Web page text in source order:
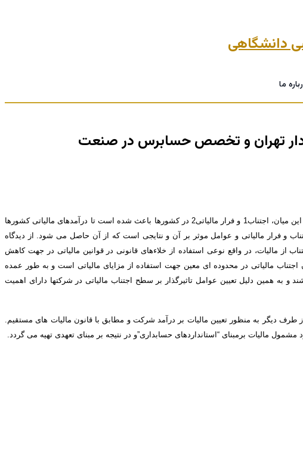
ما
تهران و تخصص حسابرس در صنعت
در اکثر کشورها، بخش عمده ای از منابع درآمدی دولت از طریق مالیات تامین می شود. سهم از کل درآمدهای عمومی در میان کشورها متفاوت است. در این میان، اجتناب1 و فرار مالیاتی2 در کشورها باعث شده است تا درآمدهای مالیاتی کشورها
و فرار مالیاتی و عوامل موثر بر آن و نتایجی است که از آن حاصل می شود. از دیدگاه
و همکاران، 2010). فرار مالیاتی نوعی تخلف قانونی، اما اجتناب از مالیات، در واقع نوعی استفاده از خلاءهای قانونی در قوانین مالیاتی در جهت کاهش
مالیاتی در محدوده ای معین جهت استفاده از مزایای مالیاتی است و به طور عمده
از شرکت­ها درگیر اجتناب مالیاتی باشند و به همین دلیل تعیین عوامل تاثیرگذار بر سطح اجتناب مالیاتی در شرکت­ها دارای اهمیت
دیگر به منظور تعیین مالیات بر درآمد شرکت و مطابق با قانون مالیات های مستقیم.